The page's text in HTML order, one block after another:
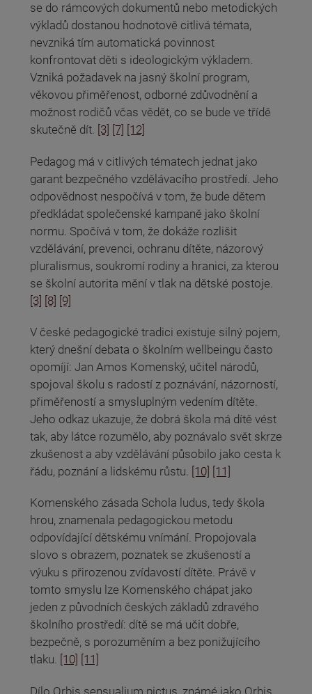
se do rámcových dokumentů nebo metodických
výkladů dostanou hodnotově citlivá témata,
nevzniká tím automatická povinnost
konfrontovat děti s ideologickým výkladem.
Vzniká požadavek na jasný školní program,
věkovou přiměřenost, odborné zdůvodnění a
možnost rodičů včas vědět, co se bude ve třídě
skutečně dít. [3] [7] [12]
Pedagog má v citlivých tématech jednat jako
garant bezpečného vzdělávacího prostředí. Jeho
odpovědnost nespočívá v tom, že bude dětem
předkládat společenské kampaně jako školní
normu. Spočívá v tom, že dokáže rozlišit
vzdělávání, prevenci, ochranu dítěte, názorový
pluralismus, soukromí rodiny a hranici, za kterou
se školní autorita mění v tlak na dětské postoje.
[3] [8] [9]
V české pedagogické tradici existuje silný pojem,
který dnešní debata o školním wellbeingu často
opomíjí: Jan Amos Komenský, učitel národů,
spojoval školu s radostí z poznávání, názorností,
přiměřeností a smysluplným vedením dítěte.
Jeho odkaz ukazuje, že dobrá škola má dítě vést
tak, aby látce rozumělo, aby poznávalo svět skrze
zkušenost a aby vzdělávání působilo jako cesta k
řádu, poznání a lidskému růstu. [10] [11]
Komenského zásada Schola ludus, tedy škola
hrou, znamenala pedagogickou metodu
odpovídající dětskému vnímání. Propojovala
slovo s obrazem, poznatek se zkušeností a
výuku s přirozenou zvídavostí dítěte. Právě v
tomto smyslu lze Komenského chápat jako
jeden z původních českých základů zdravého
školního prostředí: dítě se má učit dobře,
bezpečně, s porozuměním a bez ponižujícího
tlaku. [10] [11]
Dílo Orbis sensualium pictus, známé jako Orbis